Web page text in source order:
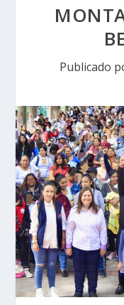
Publicado